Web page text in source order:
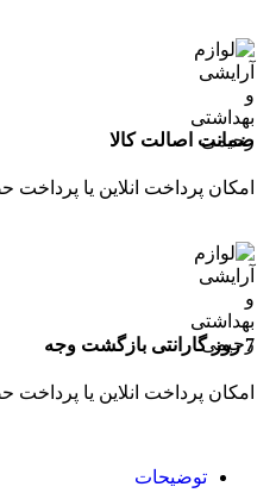
ضمانت اصالت کالا
امکان پرداخت انلاین یا
7 روز گارانتی بازگشت وجه
امکان پرداخت انلاین یا
توضیحات